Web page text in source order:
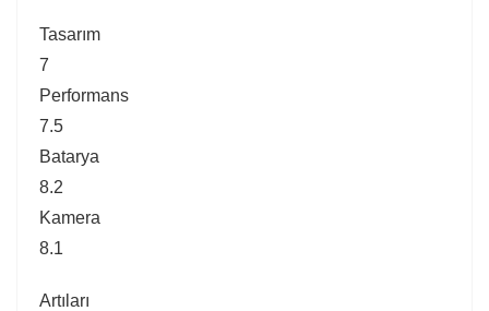
Tasarım
7
Performans
7.5
Batarya
8.2
Kamera
8.1
Artıları